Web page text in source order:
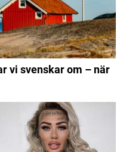
vi svenskar om – när